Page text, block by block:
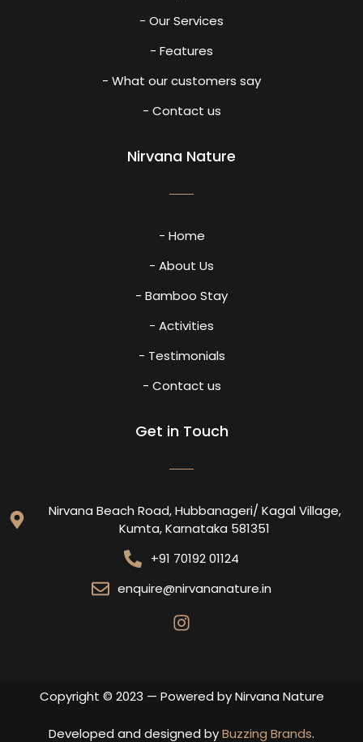
- Our Services
- Features
- What our customers say
- Contact us
Nirvana Nature
- Home
- About Us
- Bamboo Stay
- Activities
- Testimonials
- Contact us
Get in Touch
Nirvana Beach Road, Hubbanageri/ Kagal Village,
Kumta, Karnataka 581351
+91 70192 01124
enquire@nirvananature.in
Copyright © 2023 — Powered by Nirvana Nature
Developed and designed byBuzzing Brands.